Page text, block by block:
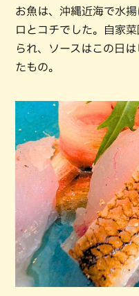
お魚は、沖縄近海で水
ロとコチでした。自家
られ、ソースはこの日
たもの。